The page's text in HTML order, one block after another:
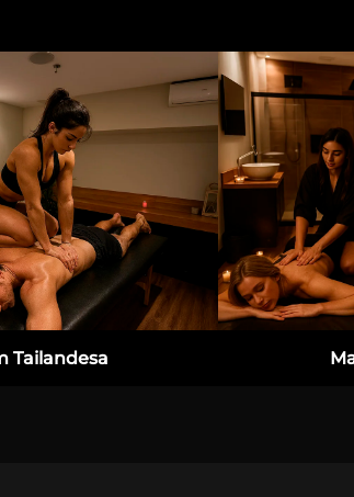
Tailandesa